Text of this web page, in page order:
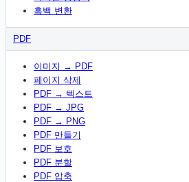
흑백 변환
PDF
이미지 → PDF
페이지 삭제
PDF → 텍스트
PDF → JPG
PDF → PNG
PDF 만들기
PDF 보호
PDF 분할
PDF 압축